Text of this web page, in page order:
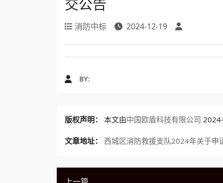
交公告
消防中标 2024-12-19
BY:
版权声明： 本文由中国欧盾科技有限公司
文章地址： 西城区消防救援支队2024年关于